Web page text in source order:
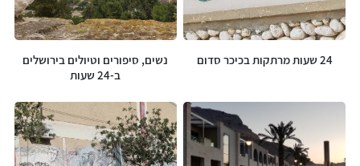
24 שעות מרתקות בכיכר סדום
נשים, סיפורים וטיולים בירושלים
ב-24 שעות